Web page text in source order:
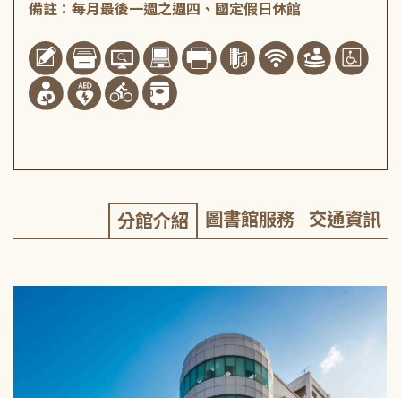
備註：每月最後一週之週四、國定假日休館
分館介紹 圖書館服務 交通資訊